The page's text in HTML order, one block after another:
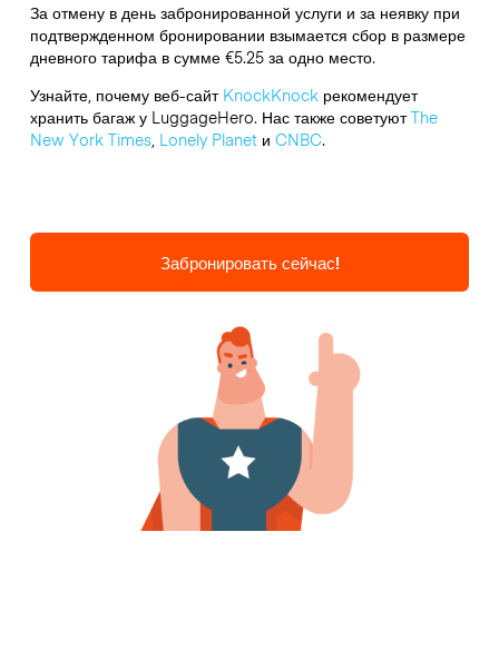
За отмену в день забронированной услуги и за неявку при
подтвержденном бронировании взымается сбор в размере
дневного тарифа в сумме €5.25 за одно место.
Узнайте, почему веб-сайт KnockKnockрекомендует
хранить багаж у LuggageHero. Нас также советуютThe
New York Times, Lonely Planetи CNBC.
Забронировать сейчас!